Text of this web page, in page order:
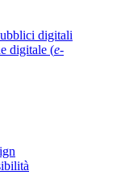
digitali
digitale (e-